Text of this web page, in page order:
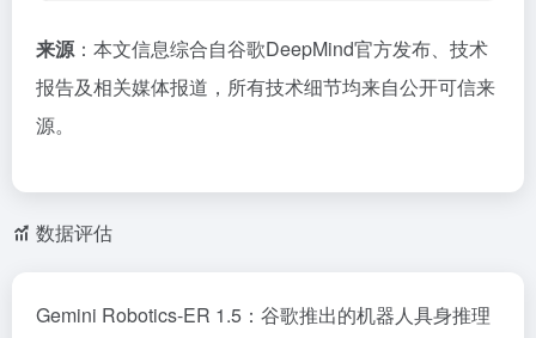
来源：本文信息综合自谷歌DeepMind官方发布、技术
报告及相关媒体报道，所有技术细节均来自公开可信来
源。
数据评估
Gemini Robotics-ER 1.5：谷歌推出的机器人具身推理